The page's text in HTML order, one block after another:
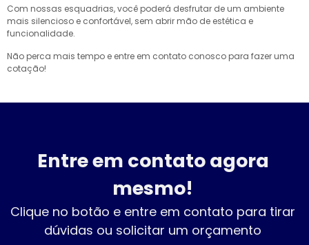
Com nossas esquadrias, você poderá desfrutar de um ambiente
mais silencioso e confortável, sem abrir mão de estética e
funcionalidade.
Não perca mais tempo e entre em contato conosco para fazer uma
cotação!
Entre em contato agora
mesmo!
Clique no botão e entre em contato para tirar
dúvidas ou solicitar um orçamento